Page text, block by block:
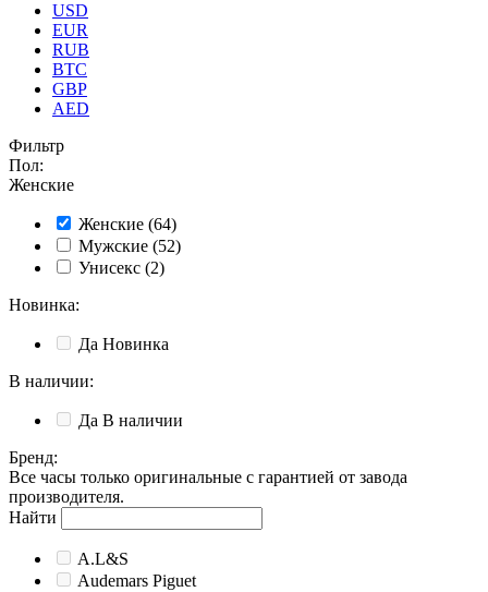
USD
EUR
RUB
BTC
GBP
AED
Фильтр
Пол:
Женские
Женские (64)
Мужские (52)
Унисекс (2)
Новинка:
Да Новинка
В наличии:
Да В наличии
Бренд:
Все часы только оригинальные с гарантией от завода
производителя.
Найти
A.L&S
Audemars Piguet